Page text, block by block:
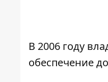
В 2006 году
обеспечение